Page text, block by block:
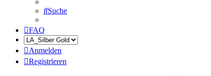
Suche
FAQ
Anmelden
Registrieren